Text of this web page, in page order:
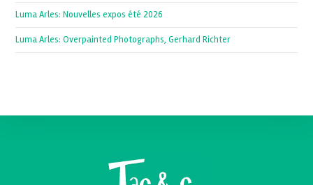
Luma Arles: Nouvelles expos été 2026
Luma Arles: Overpainted Photographs, Gerhard Richter